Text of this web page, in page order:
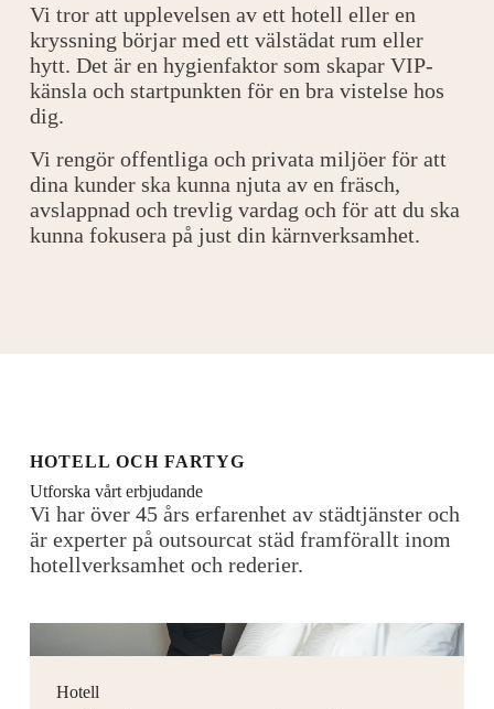
Vi tror att upplevelsen av ett hotell eller en
kryssning börjar med ett välstädat rum eller
hytt. Det är en hygienfaktor som skapar VIP-
känsla och startpunkten för en bra vistelse hos
dig.
Vi rengör offentliga och privata miljöer för att
dina kunder ska kunna njuta av en fräsch,
avslappnad och trevlig vardag och för att du ska
kunna fokusera på just din kärnverksamhet.
HOTELL OCH FARTYG
Utforska vårt erbjudande
Vi har över 45 års erfarenhet av städtjänster och
är experter på outsourcat städ framförallt inom
hotellverksamhet och rederier.
Hotell